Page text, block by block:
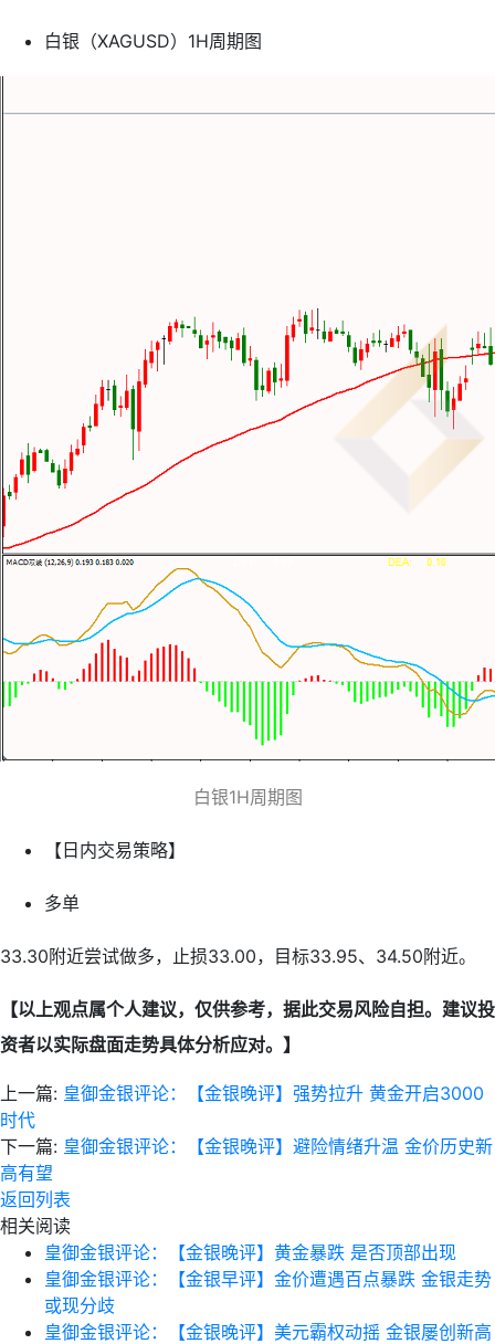
白银（XAGUSD）1H周期图
白银1H周期图
【日内交易策略】
多单
33.30附近尝试做多，止损33.00，目标33.95、34.50附近。
【以上观点属个人建议，仅供参考，据此交易风险自担。建议投
资者以实际盘面走势具体分析应对。】
上一篇: 皇御金银评论：【金银晚评】强势拉升 黄金开启3000
时代
下一篇: 皇御金银评论：【金银晚评】避险情绪升温 金价历史新
高有望
返回列表
相关阅读
皇御金银评论：【金银晚评】黄金暴跌 是否顶部出现
皇御金银评论：【金银早评】金价遭遇百点暴跌 金银走势
或现分歧
皇御金银评论：【金银晚评】美元霸权动摇 金银屡创新高